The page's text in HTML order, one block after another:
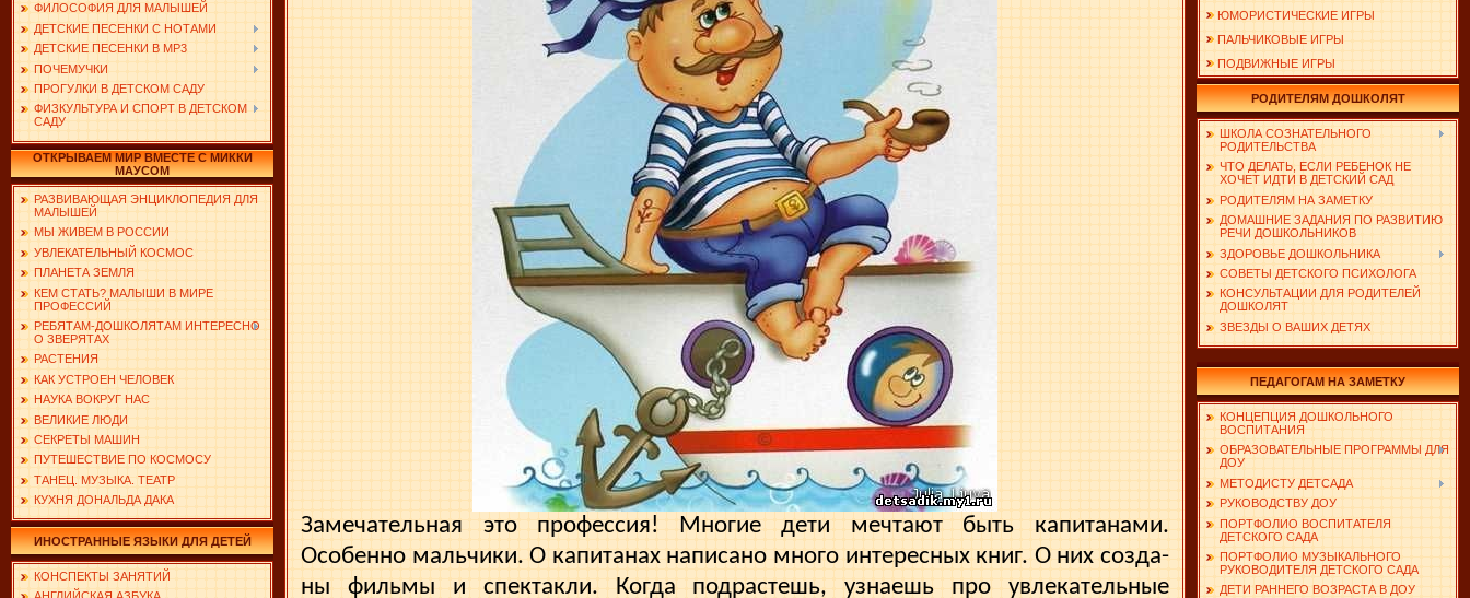
ФИЛОСОФИЯ ДЛЯ МАЛЫШЕЙ
ДЕТСКИЕ ПЕСЕНКИ С НОТАМИ
ДЕТСКИЕ ПЕСЕНКИ В MP3
ПОЧЕМУЧКИ
ПРОГУЛКИ В ДЕТСКОМ САДУ
ФИЗКУЛЬТУРА И СПОРТ В ДЕТСКОМ
САДУ
ОТКРЫВАЕМ МИР ВМЕСТЕ С МИККИ
МАУСОМ
РАЗВИВАЮЩАЯ ЭНЦИКЛОПЕДИЯ ДЛЯ
МАЛЫШЕЙ
МЫ ЖИВЕМ В РОССИИ
УВЛЕКАТЕЛЬНЫЙ КОСМОС
ПЛАНЕТА ЗЕМЛЯ
КЕМ СТАТЬ? МАЛЫШИ В МИРЕ
ПРОФЕССИЙ
РЕБЯТАМ-ДОШКОЛЯТАМ ИНТЕРЕСНО
О ЗВЕРЯТАХ
РАСТЕНИЯ
КАК УСТРОЕН ЧЕЛОВЕК
НАУКА ВОКРУГ НАС
ВЕЛИКИЕ ЛЮДИ
СЕКРЕТЫ МАШИН
ПУТЕШЕСТВИЕ ПО КОСМОСУ
ТАНЕЦ. МУЗЫКА. ТЕАТР
КУХНЯ ДОНАЛЬДА ДАКА
ИНОСТРАННЫЕ ЯЗЫКИ ДЛЯ ДЕТЕЙ
КОНСПЕКТЫ ЗАНЯТИЙ
Замечательная это профессия! Многие дети мечта­ют быть капитанами.
Особенно мальчики. О капита­нах написано много интересных книг. О них созда­
ны фильмы и спектакли. Когда подрастешь, узна­ешь про увлекательные
ЮМОРИСТИЧЕСКИЕ ИГРЫ
ПАЛЬЧИКОВЫЕ ИГРЫ
ПОДВИЖНЫЕ ИГРЫ
РОДИТЕЛЯМ ДОШКОЛЯТ
ШКОЛА СОЗНАТЕЛЬНОГО
РОДИТЕЛЬСТВА
ЧТО ДЕЛАТЬ, ЕСЛИ РЕБЕНОК НЕ
ХОЧЕТ ИДТИ В ДЕТСКИЙ САД
РОДИТЕЛЯМ НА ЗАМЕТКУ
ДОМАШНИЕ ЗАДАНИЯ ПО РАЗВИТИЮ
РЕЧИ ДОШКОЛЬНИКОВ
ЗДОРОВЬЕ ДОШКОЛЬНИКА
СОВЕТЫ ДЕТСКОГО ПСИХОЛОГА
КОНСУЛЬТАЦИИ ДЛЯ РОДИТЕЛЕЙ
ДОШКОЛЯТ
ЗВЕЗДЫ О ВАШИХ ДЕТЯХ
ПЕДАГОГАМ НА ЗАМЕТКУ
КОНЦЕПЦИЯ ДОШКОЛЬНОГО
ВОСПИТАНИЯ
ОБРАЗОВАТЕЛЬНЫЕ ПРОГРАММЫ ДЛЯ
ДОУ
МЕТОДИСТУ ДЕТСАДА
РУКОВОДСТВУ ДОУ
ПОРТФОЛИО ВОСПИТАТЕЛЯ
ДЕТСКОГО САДА
ПОРТФОЛИО МУЗЫКАЛЬНОГО
РУКОВОДИТЕЛЯ ДЕТСКОГО САДА
ДЕТИ РАННЕГО ВОЗРАСТА В ДОУ